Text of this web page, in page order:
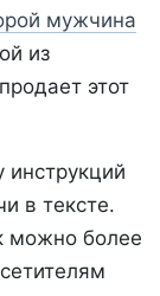
мужчина
из
этот
инструкций
в тексте.
можно более